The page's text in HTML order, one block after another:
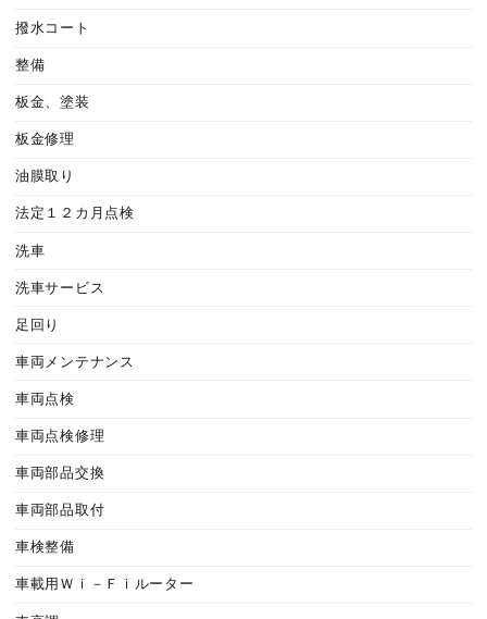
撥水コート
整備
板金、塗装
板金修理
油膜取り
法定１２カ月点検
洗車
洗車サービス
足回り
車両メンテナンス
車両点検
車両点検修理
車両部品交換
車両部品取付
車検整備
車載用Ｗｉ－Ｆｉルーター